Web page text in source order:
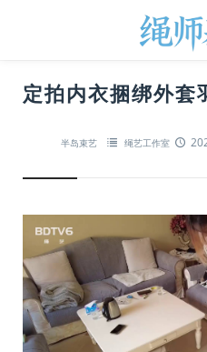
定拍内衣捆绑外套
半岛束艺 绳艺工作室